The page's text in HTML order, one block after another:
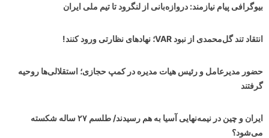
بیوگرافی پیام نیازمند: دروازه‌بانی از لنگرود تا تیم ملی ایران
انتقاد تند گل‌محمدی از نبود VAR؛ نهادهای نظارتی ورود کنند!
حضور مدیرعامل و رئیس هیات مدیره در کمپ حجازی؛ استقلالی‌ها روحیه
گرفتند
ایران و چین در نیمه‌نهایی آسیا به هم رسیدند/ طلسم ۲۷ ساله شکسته
می‌شود؟